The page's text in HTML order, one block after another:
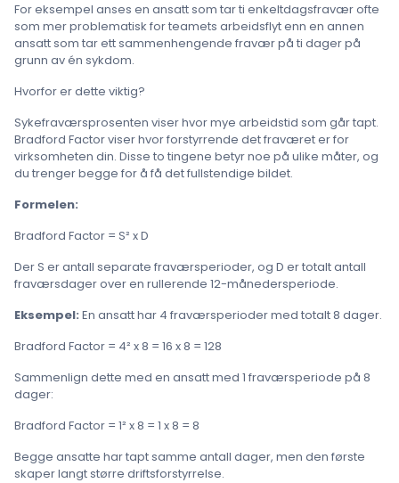
For eksempel anses en ansatt som tar ti enkeltdagsfravær ofte
som mer problematisk for teamets arbeidsflyt enn en annen
ansatt som tar ett sammenhengende fravær på ti dager på
grunn av én sykdom.
Hvorfor er dette viktig?
Sykefraværsprosenten viser hvor mye arbeidstid som går tapt.
Bradford Factor viser hvor forstyrrende det fraværet er for
virksomheten din. Disse to tingene betyr noe på ulike måter, og
du trenger begge for å få det fullstendige bildet.
Formelen:
Bradford Factor = S² x D
Der S er antall separate fraværsperioder, og D er totalt antall
fraværsdager over en rullerende 12-månedersperiode.
Eksempel: En ansatt har 4 fraværsperioder med totalt 8 dager.
Bradford Factor = 4² x 8 = 16 x 8 = 128
Sammenlign dette med en ansatt med 1 fraværsperiode på 8
dager:
Bradford Factor = 1² x 8 = 1 x 8 = 8
Begge ansatte har tapt samme antall dager, men den første
skaper langt større driftsforstyrrelse.